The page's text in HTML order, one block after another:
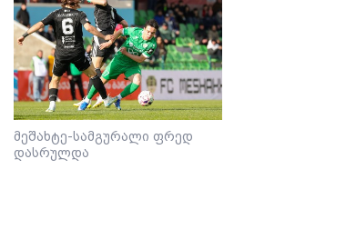
მეშახტე-სამგურალი ფრედ
დასრულდა